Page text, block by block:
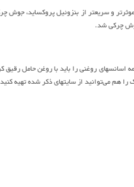
بنزوئیل پروکساید ۱۰% و یک دارونما را مقایسه کردند. هم روغن ۲% و هم ۵% ریحان معطر موثرتر و سریعتر از بنزوئیل
روغنی را باید با روغن حامل رقیق
هم می‌توانید از سایتهای ذکر شده تهیه